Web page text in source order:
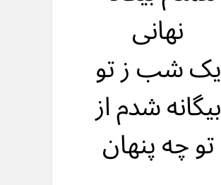
نهانی
یک شب ز تو
بیگانه شدم از
تو چه پنهان